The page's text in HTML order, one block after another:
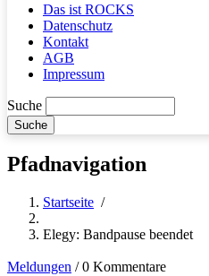
Das ist ROCKS
Datenschutz
Kontakt
AGB
Impressum
Suche
Pfadnavigation
Startseite /
Elegy: Bandpause beendet
Meldungen /0 Kommentare